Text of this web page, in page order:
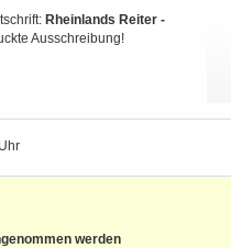
Rheinlands Reiter -
Ausschreibung!
werden